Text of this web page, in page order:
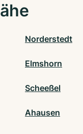
Norderstedt
Elmshorn
Scheeßel
Ahausen